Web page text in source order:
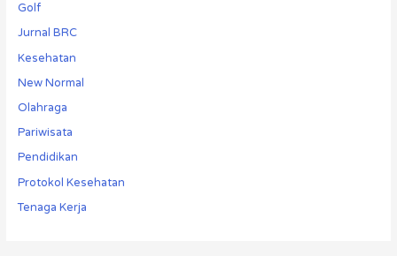
Golf
Jurnal BRC
Kesehatan
New Normal
Olahraga
Pariwisata
Pendidikan
Protokol Kesehatan
Tenaga Kerja